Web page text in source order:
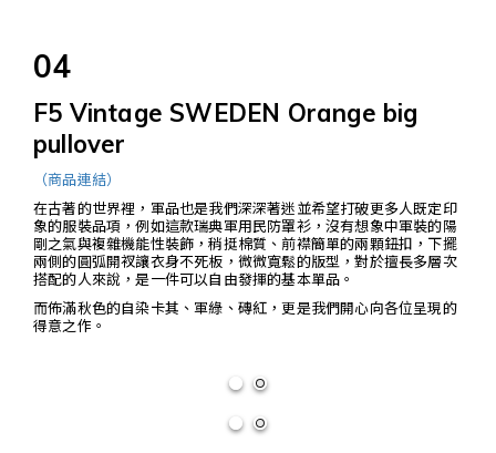
04
F5 Vintage SWEDEN Orange big
pullover
（商品連結）
在古著的世界裡，軍品也是我們深深著迷並希望打破更多人既定印
象的服裝品項，例如這款瑞典軍用民防罩衫，沒有想象中軍裝的陽
剛之氣與複雜機能性裝飾，稍挺棉質、前襟簡單的兩顆鈕扣，下擺
兩側的圓弧開衩讓衣身不死板，微微寬鬆的版型，對於擅長多層次
搭配的人來說，是一件可以自由發揮的基本單品。
而佈滿秋色的自染卡其、軍綠、磚紅，更是我們開心向各位呈現的
得意之作。